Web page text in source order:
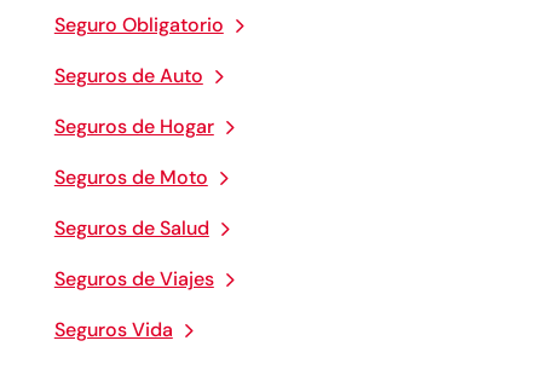
Seguro Obligatorio
Seguros de Auto
Seguros de Hogar
Seguros de Moto
Seguros de Salud
Seguros de Viajes
Seguros Vida